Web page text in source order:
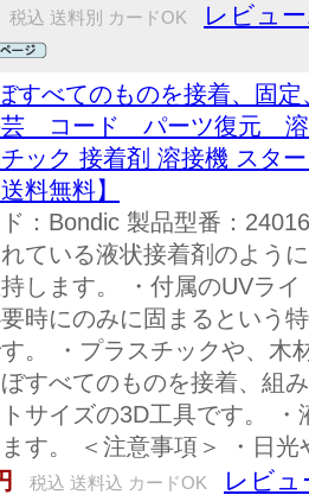
税込 送料別 カードOK
レビュ
すべてのものを接着、固
コード パーツ復元 溶
ック 接着剤 溶接機 スタ
料無料】
：Bondic 製品型番：
ている液状接着剤のよう
します。 ・付属のUVラ
時にのみに固まるという
。 ・プラスチックや、木
すべてのものを接着、組
サイズの3D工具です。
す。 ＜注意事項＞ ・日光
税込 送料込 カードOK レビュ